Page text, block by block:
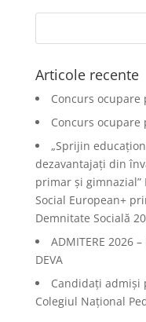
Articole recente
Concurs
Concurs
„Sprijin
dezavantajați din
primar și
Social European+
Demnitate Socială
ADMITERE 2026 –
DEVA
Candidați admiși
Colegiul Național